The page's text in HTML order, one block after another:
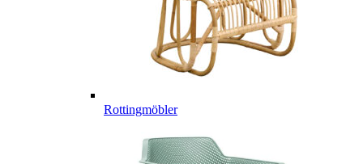
Rottingmöbler